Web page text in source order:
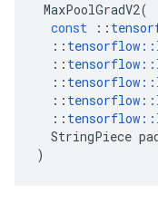
MaxPoolGradV2(
const
::
:: tensorflow ::
:: tensorflow ::
:: tensorflow ::
:: tensorflow ::
:: tensorflow ::
StringPiece
)